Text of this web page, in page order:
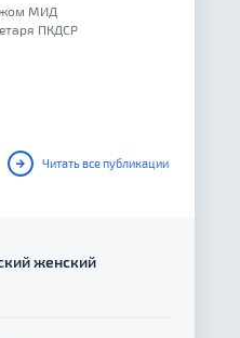
МИД
ПКДСР
Читать все публикации
женский